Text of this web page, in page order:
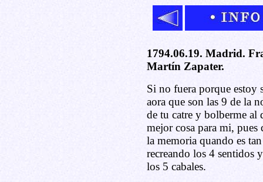
1794.06.19. Madrid.
Martín Zapater.
Si no fuera porque estoy
aora que son las 9 de la
de tu catre y bolberme al
mejor cosa para mi, pues
la memoria quando es
recreando los 4 sentidos
los 5 cabales.